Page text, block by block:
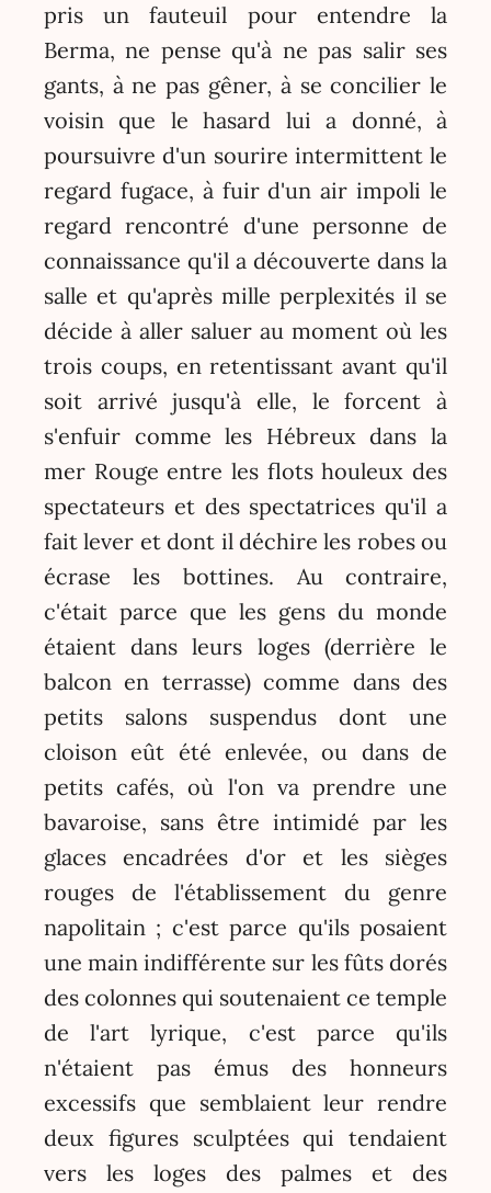
pris un fauteuil pour entendre la
Berma, ne pense qu'à ne pas salir ses
gants, à ne pas gêner, à se concilier le
voisin que le hasard lui a donné, à
poursuivre d'un sourire intermittent le
regard fugace, à fuir d'un air impoli le
regard rencontré d'une personne de
connaissance qu'il a découverte dans la
salle et qu'après mille perplexités il se
décide à aller saluer au moment où les
trois coups, en retentissant avant qu'il
soit arrivé jusqu'à elle, le forcent à
s'enfuir comme les Hébreux dans la
mer Rouge entre les flots houleux des
spectateurs et des spectatrices qu'il a
fait lever et dont il déchire les robes ou
écrase les bottines. Au contraire,
c'était parce que les gens du monde
étaient dans leurs loges (derrière le
balcon en terrasse) comme dans des
petits salons suspendus dont une
cloison eût été enlevée, ou dans de
petits cafés, où l'on va prendre une
bavaroise, sans être intimidé par les
glaces encadrées d'or et les sièges
rouges de l'établissement du genre
napolitain ; c'est parce qu'ils posaient
une main indifférente sur les fûts dorés
des colonnes qui soutenaient ce temple
de l'art lyrique, c'est parce qu'ils
n'étaient pas émus des honneurs
excessifs que semblaient leur rendre
deux figures sculptées qui tendaient
vers les loges des palmes et des